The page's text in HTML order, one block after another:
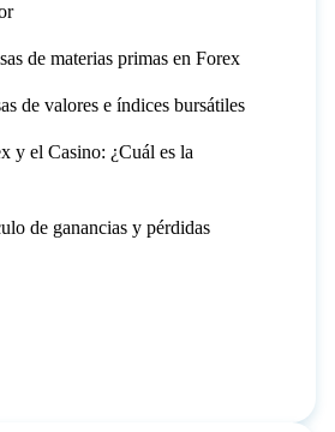
de materias primas en Forex
de valores e índices bursátiles
y el Casino: ¿Cuál es la
de ganancias y pérdidas